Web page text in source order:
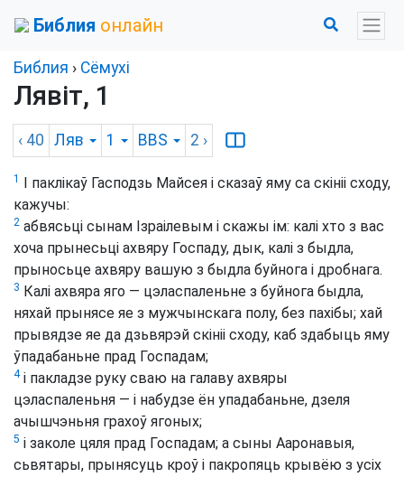
Библия онлайн
Библия › Сёмухі
Лявіт, 1
‹ 40 Ляв 1 BBS 2 ›
1
І паклікаў Гасподзь Майсея і сказаў яму са скініі сходу,
кажучы:
2 абвясьці сынам Ізраілевым і скажы ім: калі хто з вас
хоча прынесьці ахвяру Госпаду, дык, калі з быдла,
прыносьце ахвяру вашую з быдла буйнога і дробнага.
3 Калі ахвяра яго — цэласпаленьне з буйнога быдла,
няхай прынясе яе з мужчынскага полу, без пахібы; хай
прывядзе яе да дзьвярэй скініі сходу, каб здабыць яму
ўпадабаньне прад Госпадам;
4і пакладзе руку сваю на галаву ахвяры
цэласпаленьня — і набудзе ён упадабаньне, дзеля
ачышчэньня грахоў ягоных;
5 і заколе цяля прад Госпадам; а сыны Ааронавыя,
сьвятары, прынясуць кроў і пакропяць крывёю з усіх